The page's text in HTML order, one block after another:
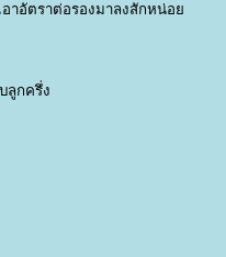
อาอัตราต่อรองมาลงสักหน่อ
ลูกครึ่ง